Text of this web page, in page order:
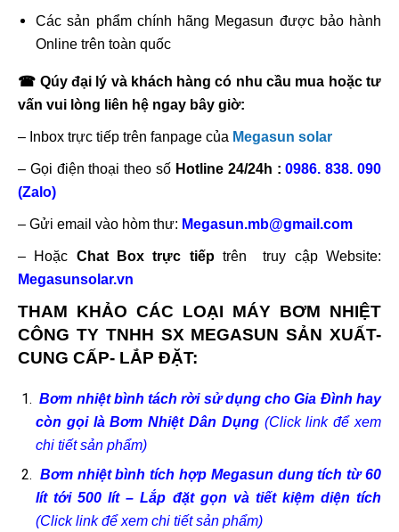
Các sản phẩm chính hãng Megasun được bảo hành
Online trên toàn quốc
☎ Qúy đại lý và khách hàng có nhu cầu mua hoặc tư
vấn vui lòng liên hệ ngay bây giờ:
– Inbox trực tiếp trên fanpage của Megasun solar
– Gọi điện thoại theo số Hotline 24/24h :0986. 838. 090
(Zalo)
– Gửi email vào hòm thư: Megasun.mb@gmail.com
– Hoặc Chat Box trực tiếptrên truy cập Website:
Megasunsolar.vn
THAM KHẢO CÁC LOẠI MÁY BƠM NHIỆT
CÔNG TY TNHH SX MEGASUN SẢN XUẤT-
CUNG CẤP- LẮP ĐẶT:
Bơm nhiệt bình tách rời sử dụng cho Gia Đình hay
còn gọi là Bơm Nhiệt Dân Dụng (Click link để xem
chi tiết sản phẩm)
Bơm nhiệt bình tích hợp Megasun dung tích từ 60
lít tới 500 lít – Lắp đặt gọn và tiết kiệm diện tích
(Click link để xem chi tiết sản phẩm)